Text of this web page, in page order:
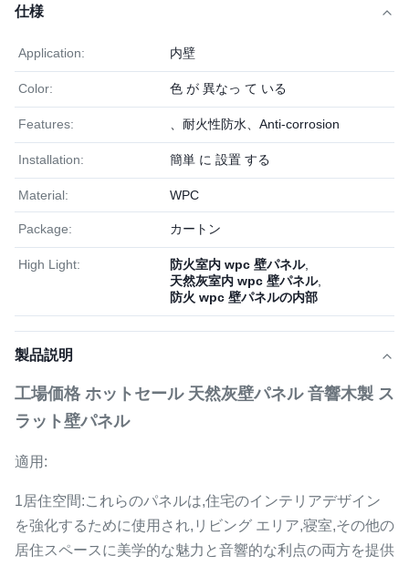
仕様
Application: 内壁
Color: 色 が 異なっ て いる
Features: 、耐火性防水、Anti-corrosion
Installation: 簡単 に 設置 する
Material: WPC
Package: カートン
High Light: 防火室内 wpc 壁パネル,
天然灰室内 wpc 壁パネル,
防火 wpc 壁パネルの内部
製品説明
工場価格 ホットセール 天然灰壁パネル 音響木製 ス
ラット壁パネル
適用:
1居住空間:これらのパネルは,住宅のインテリアデザイン
を強化するために使用され,リビング エリア,寝室,その他の
居住スペースに美学的な魅力と音響的な利点の両方を提供